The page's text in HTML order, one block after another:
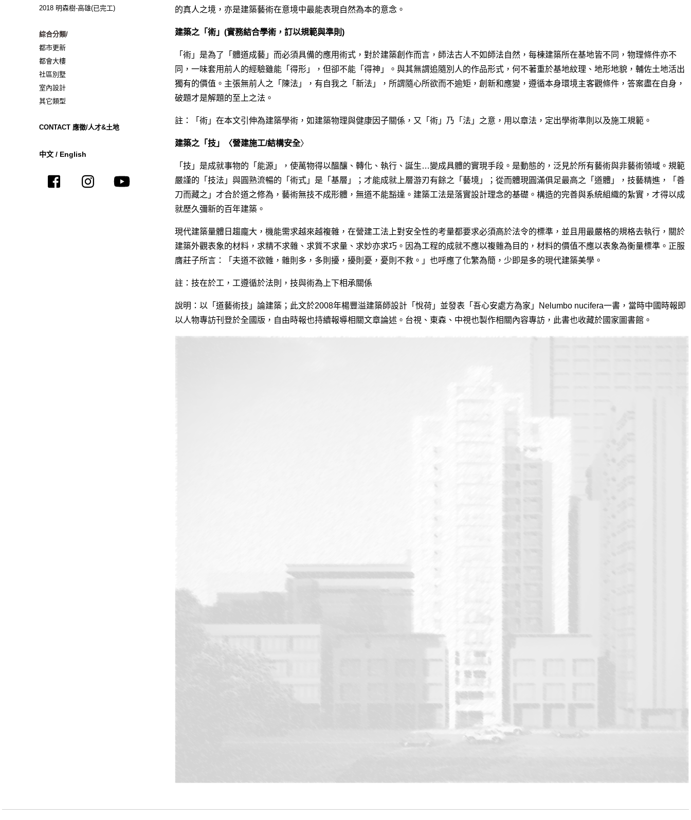
2018 明森樹-高雄(已完工)
綜合分類/
都市更新
都會大樓
社區別墅
室內設計
其它類型
CONTACT 應徵/人才&土地
中文 / English
的真人之境，亦是建築藝術在意境中最能表現自然為本的意念。
建築之「術」(實務結合學術，訂以規範與準則)
「術」是為了「體道成藝」而必須具備的應用術式，對於建築創作而言，師法古人不如師法自然，每棟建築所在基地皆不同，物理條件亦不
同，一味套用前人的經驗雖能「得形」，但卻不能「得神」。與其無謂追隨別人的作品形式，何不著重於基地紋理、地形地貌，輔佐土地活出
獨有的價值。主張無前人之「陳法」，有自我之「新法」，所謂隨心所欲而不逾矩，創新和應變，遵循本身環境主客觀條件，答案盡在自身，
破題才是解題的至上之法。
註：「術」在本文引伸為建築學術，如建築物理與健康因子關係，又「術」乃「法」之意，用以章法，定出學術準則以及施工規範。
建築之「技」〈營建施工/結構安全〉
「技」是成就事物的「能源」，使萬物得以醞釀、轉化、執行、誕生…變成具體的實現手段。是動態的，泛見於所有藝術與非藝術領域。規範
嚴謹的「技法」與圓熟流暢的「術式」是「基層」；才能成就上層游刃有餘之「藝境」；從而體現圓滿俱足最高之「道體」，技藝精進，「善
刀而藏之」才合於道之修為，藝術無技不成形體，無道不能豁達。建築工法是落實設計理念的基礎。構造的完善與系統組織的紮實，才得以成
就歷久彌新的百年建築。
現代建築量體日趨龐大，機能需求越來越複雜，在營建工法上對安全性的考量都要求必須高於法令的標準，並且用最嚴格的規格去執行，關於
建築外觀表象的材料，求精不求雜、求質不求量、求妙亦求巧。因為工程的成就不應以複雜為目的，材料的價值不應以表象為衡量標準。正服
膺莊子所言：「夫道不欲雜，雜則多，多則擾，擾則憂，憂則不救。」也呼應了化繁為簡，少即是多的現代建築美學。
註：技在於工，工遵循於法則，技與術為上下相承關係
說明：以「道藝術技」論建築；此文於2008年楊豐溢建築師設計「悅荷」並發表「吾心安處方為家」Nelumbo nucifera一書，當時中國時報即
以人物專訪刊登於全國版，自由時報也持續報導相關文章論述。台視、東森、中視也製作相關內容專訪，此書也收藏於國家圖書館。